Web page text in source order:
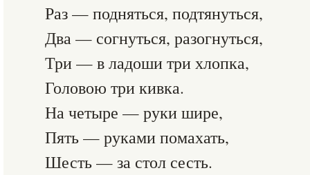
Раз — подняться, подтянуться,
Два — согнуться, разогнуться,
Три — в ладоши три хлопка,
Головою три кивка.
На четыре — руки шире,
Пять — руками помахать,
Шесть — за стол сесть.